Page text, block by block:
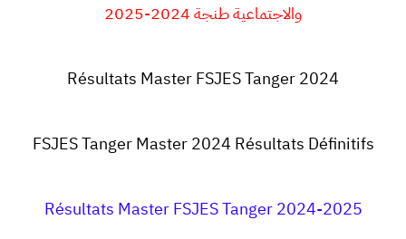
والاجتماعية طنجة 2024-2025
Résultats Master FSJES Tanger 2024
FSJES TangerMaster 2024 Résultats Définitifs
Résultats Master FSJES Tanger 2024-2025